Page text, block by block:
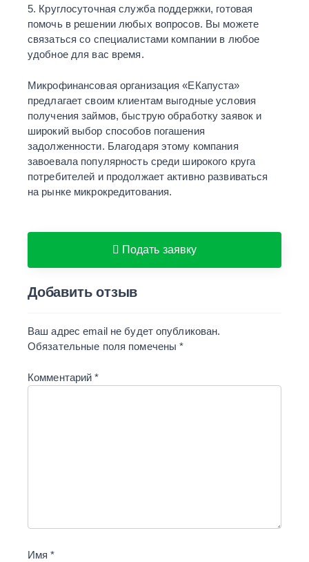
5. Круглосуточная служба поддержки, готовая
помочь в решении любых вопросов. Вы можете
связаться со специалистами компании в любое
удобное для вас время.
Микрофинансовая организация «ЕКапуста»
предлагает своим клиентам выгодные условия
получения займов, быструю обработку заявок и
широкий выбор способов погашения
задолженности. Благодаря этому компания
завоевала популярность среди широкого круга
потребителей и продолжает активно развиваться
на рынке микрокредитования.
Подать заявку
Добавить отзыв
Ваш адрес email не будет опубликован.
Обязательные поля помечены*
Комментарий*
Имя*